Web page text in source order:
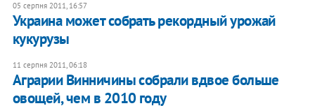
05 серпня 2011, 16:57
Украина может собрать рекордный урожай
кукурузы
11 серпня 2011, 06:18
Аграрии Винничины собрали вдвое больше
овощей, чем в 2010 году